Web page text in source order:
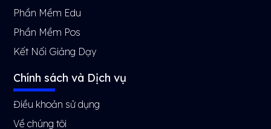
Phần Mềm Edu
Phần Mềm Pos
Kết Nối Giảng Dạy
Chính sách và Dịch vụ
Điều khoản sử dụng
Về chúng tôi